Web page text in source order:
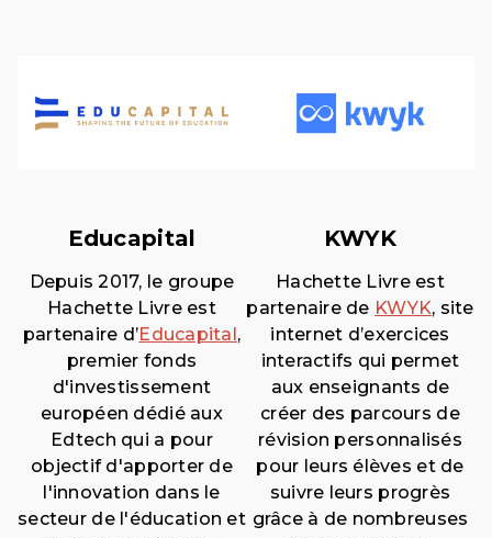
Educapital
Depuis 2017, le groupe
Hachette Livre est
partenaire d’Educapital ,
premier fonds
d'investissement
européen dédié aux
Edtech qui a pour
objectif d'apporter de
l'innovation dans le
secteur de l'éducation et
KWYK
Hachette Livre est
partenaire de KWYK, site
internet d’exercices
interactifs qui permet
aux enseignants de
créer des parcours de
révision personnalisés
pour leurs élèves et de
suivre leurs progrès
grâce à de nombreuses